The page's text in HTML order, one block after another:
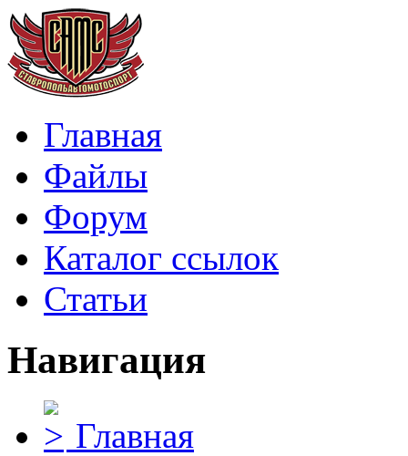
Главная
Файлы
Форум
Каталог ссылок
Статьи
Навигация
Главная